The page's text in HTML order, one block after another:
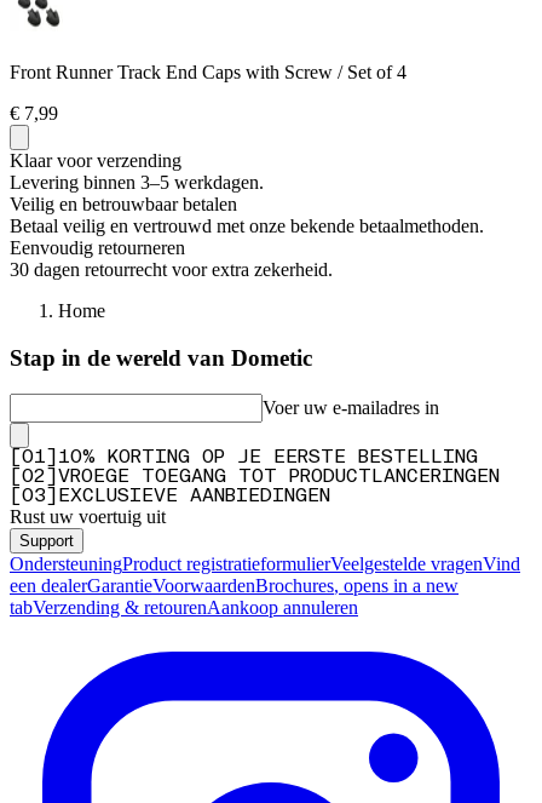
Front Runner Track End Caps with Screw / Set of 4
€ 7,99
Klaar voor verzending
Levering binnen 3–5 werkdagen.
Veilig en betrouwbaar betalen
Betaal veilig en vertrouwd met onze bekende betaalmethoden.
Eenvoudig retourneren
30 dagen retourrecht voor extra zekerheid.
Home
Stap in de wereld van Dometic
Voer uw e-mailadres in
01
10% KORTING OP JE EERSTE BESTELLING
02
VROEGE TOEGANG TOT PRODUCTLANCERINGEN
03 EXCLUSIEVE AANBIEDINGEN
Rust uw voertuig uit
Support
OndersteuningProduct registratieformulierVeelgestelde vragenVind
een dealerGarantieVoorwaardenBrochures, opens in a new
tabVerzending & retourenAankoop annuleren